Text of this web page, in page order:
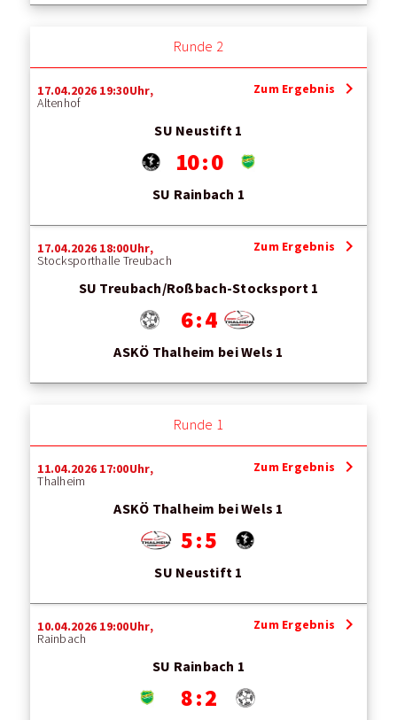
Runde 2
17.04.2026 19:30Uhr,
Altenhof
SU Neustift 1
10 : 0
SU Rainbach 1
Zum Ergebnis chevron_right
17.04.2026 18:00Uhr,
Stocksporthalle Treubach
SU Treubach/Roßbach-Stocksport 1
6 : 4
ASKÖ Thalheim bei Wels 1
Zum Ergebnis chevron_right
Runde 1
11.04.2026 17:00Uhr,
Thalheim
ASKÖ Thalheim bei Wels 1
5 : 5
SU Neustift 1
Zum Ergebnis chevron_right
10.04.2026 19:00Uhr,
Rainbach
SU Rainbach 1
8 : 2
Zum Ergebnis chevron_right